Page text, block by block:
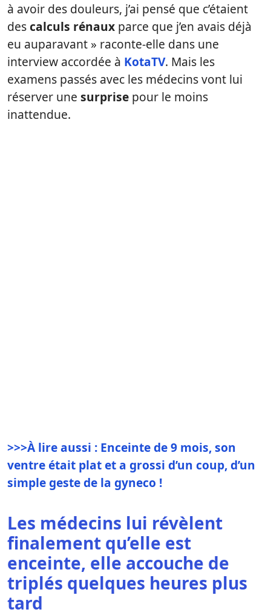
à avoir des douleurs, j’ai pensé que c’étaient
descalculs rénaux parce que j’en avais déjà
eu auparavant » raconte-elle dans une
interview accordée à KotaTV. Mais les
examens passés avec les médecins vont lui
réserver une surprise pour le moins
inattendue.
>>>À lire aussi : Enceinte de 9 mois, son
ventre était plat et a grossi d’un coup, d’un
simple geste de la gyneco !
Les médecins lui révèlent
finalement qu’elle est
enceinte, elle accouche de
triplés quelques heures plus
tard